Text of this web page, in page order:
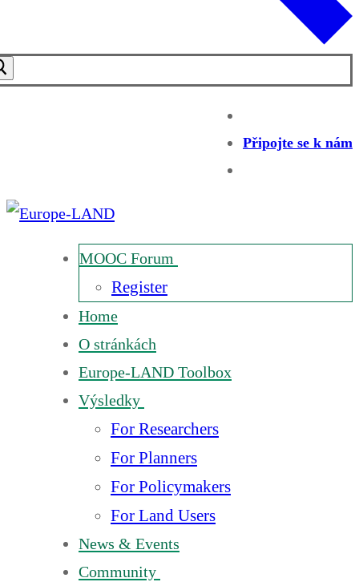
Připojte se k nám
MOOC Forum
Register
Home
O stránkách
Europe-LAND Toolbox
Výsledky
For Researchers
For Planners
For Policymakers
For Land Users
News & Events
Community